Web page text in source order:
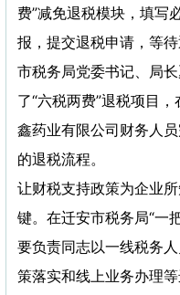
费”减免退税模块，填写
报，提交退税申请，等
市税务局党委书记、局
了“六税两费”退税项目
鑫药业有限公司财务人
的退税流程。
让财税支持政策为企业
键。在迁安市税务局“一
要负责同志以一线税务
策落实和线上业务办理